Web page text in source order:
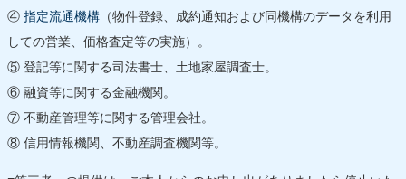
④ 指定流通機構 （物件登録、成約通知および同機構のデータを利用
しての営業、価格査定等の実施）。
⑤ 登記等に関する司法書士、土地家屋調査士。
⑥ 融資等に関する金融機関。
⑦ 不動産管理等に関する管理会社。
⑧ 信用情報機関、不動産調査機関等。